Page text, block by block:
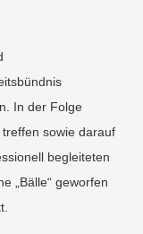
In der Folge
sowie darauf
begleiteten
„Bälle“ geworfen